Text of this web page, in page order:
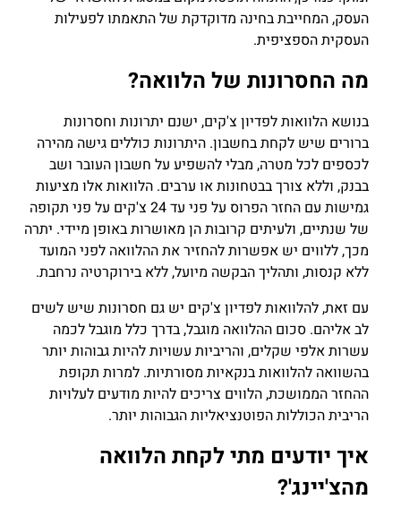
העסק, המחייבת בחינה מדוקדקת של התאמתו לפעילות
העסקית הספציפית.
מה החסרונות של הלוואה?
בנושא הלוואות לפדיון צ'קים, ישנם יתרונות וחסרונות
ברורים שיש לקחת בחשבון. היתרונות כוללים גישה מהירה
לכספים לכל מטרה, מבלי להשפיע על חשבון העובר ושב
בבנק, וללא צורך בבטחונות או ערבים. הלוואות אלו מציעות
גמישות עם החזר הפרוס על פני עד 24 צ'קים על פני תקופה
של שנתיים, ולעיתים קרובות הן מאושרות באופן מיידי. יתרה
מכך, ללווים יש אפשרות להחזיר את ההלוואה לפני המועד
ללא קנסות, ותהליך הבקשה מיועל, ללא בירוקרטיה נרחבת.
עם זאת, להלוואות לפדיון צ'קים יש גם חסרונות שיש לשים
לב אליהם. סכום ההלוואה מוגבל, בדרך כלל מוגבל לכמה
עשרות אלפי שקלים, והריביות עשויות להיות גבוהות יותר
בהשוואה להלוואות בנקאיות מסורתיות. למרות תקופת
ההחזר הממושכת, הלווים צריכים להיות מודעים לעלויות
הריבית הכוללות הפוטנציאליות הגבוהות יותר.
איך יודעים מתי לקחת הלוואה
מהצ'יינג'?